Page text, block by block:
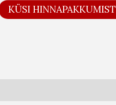
KÜSI HINNAPAKKUMIST